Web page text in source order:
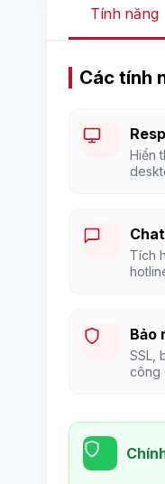
Tính năng
Các tính
Hiển
Tích
Bảo
SSL,
công